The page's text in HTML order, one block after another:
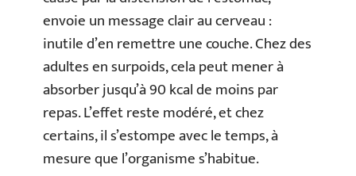
envoie un message clair au cerveau :
inutile d’en remettre une couche. Chez des
adultes en surpoids, cela peut mener à
absorber jusqu’à 90 kcal de moins par
repas. L’effet reste modéré, et chez
certains, il s’estompe avec le temps, à
mesure que l’organisme s’habitue.